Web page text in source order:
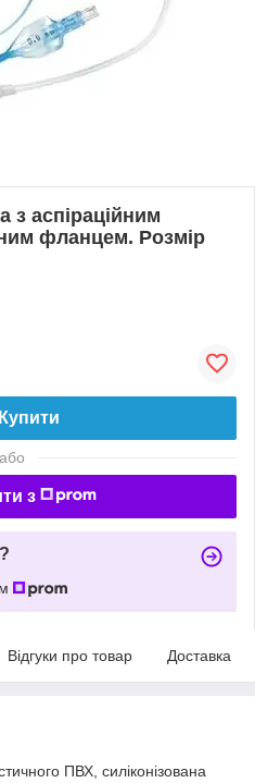
з аспіраційним
фланцем. Розмір
Купити
або
з
Відгуки про товар Доставка
ПВХ, силіконізована